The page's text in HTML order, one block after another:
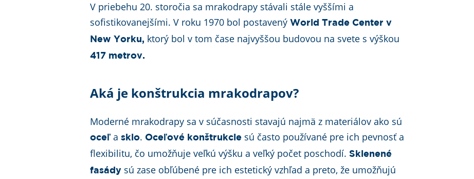
V priebehu 20. storočia sa mrakodrapy stávali stále vyššími a
sofistikovanejšími. V roku 1970 bol postavenýWorld Trade Center v
New Yorku, ktorý bol v tom čase najvyššou budovou na svete s výškou
417 metrov.
Aká je konštrukcia mrakodrapov?
Moderné mrakodrapy sa v súčasnosti stavajú najmä z materiálov ako sú
oceľ asklo. Oceľové konštrukcie sú často používané pre ich pevnosť a
flexibilitu, čo umožňuje veľkú výšku a veľký počet poschodí.Sklenené
fasády sú zase obľúbené pre ich estetický vzhľad a preto, že umožňujú